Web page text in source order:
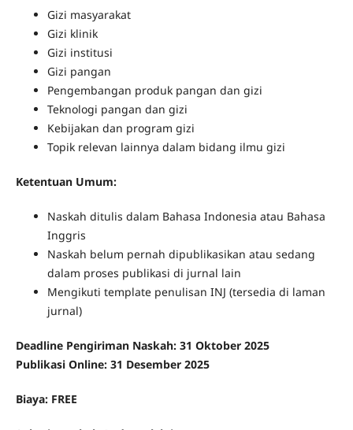
Gizi masyarakat
Gizi klinik
Gizi institusi
Gizi pangan
Pengembangan produk pangan dan gizi
Teknologi pangan dan gizi
Kebijakan dan program gizi
Topik relevan lainnya dalam bidang ilmu gizi
Ketentuan Umum:
Naskah ditulis dalam Bahasa Indonesia atau Bahasa
Inggris
Naskah belum pernah dipublikasikan atau sedang
dalam proses publikasi di jurnal lain
Mengikuti template penulisan INJ (tersedia di laman
jurnal)
Deadline Pengiriman Naskah: 31 Oktober 2025
Publikasi Online: 31 Desember 2025
Biaya: FREE